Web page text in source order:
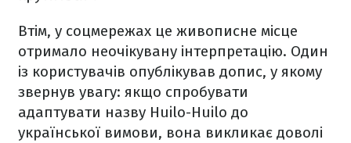
Втім, у соцмережах це живописне місце
отримало неочікувану інтерпретацію. Один
із користувачів опублікував допис, у якому
звернув увагу: якщо спробувати
адаптувати назву Huilo-Huilo до
української вимови, вона викликає доволі